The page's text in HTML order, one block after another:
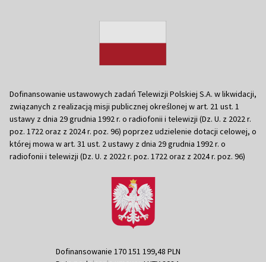
Dofinansowanie ustawowych zadań Telewizji Polskiej S.A. w likwidacji,
związanych z realizacją misji publicznej określonej w art. 21 ust. 1
ustawy z dnia 29 grudnia 1992 r. o radiofonii i telewizji (Dz. U. z 2022 r.
poz. 1722 oraz z 2024 r. poz. 96) poprzez udzielenie dotacji celowej, o
której mowa w art. 31 ust. 2 ustawy z dnia 29 grudnia 1992 r. o
radiofonii i telewizji (Dz. U. z 2022 r. poz. 1722 oraz z 2024 r. poz. 96)
Dofinansowanie 170 151 199,48 PLN